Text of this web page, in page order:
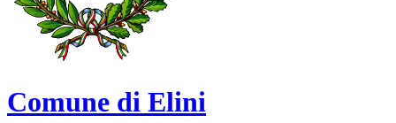
Comune di Elini